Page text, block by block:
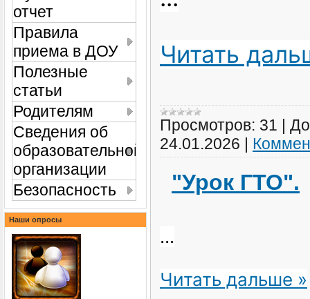
отчет
Правила
приема в ДОУ
Полезные
статьи
Родителям
Сведения об
образовательной
организации
Безопасность
Наши опросы
Читать
Просмотров: 31
24.01.2026
"Урок ГТО".
...
Читать дальше »